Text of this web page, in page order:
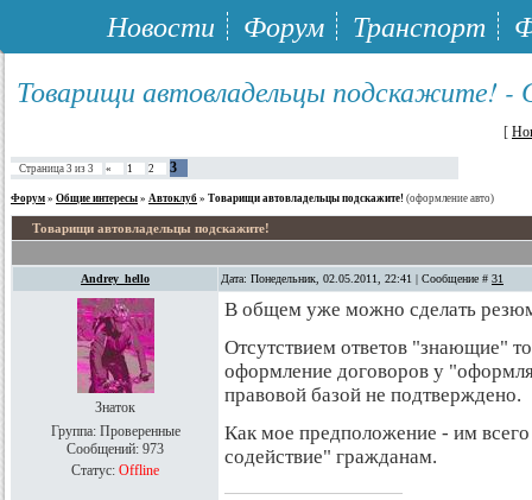
117148, г.Москва, ЮЗАО, муниципальный район Южное Бутово
Новости Форум Транспорт
Товарищи автовладельцы подскажите!
[
Страница 3 из 3 « 1 2 3
Форум » Общие интересы » Автоклуб » Товарищи автовладельцы подскажите! (оформление авто)
Товарищи автовладельцы подскажите!
Andrey_hello Дата: Понедельник, 02.05.2011, 22:41 | Сообщение # 31
Знаток
Группа: Проверенные
Сообщений: 973
Статус: Offline
В общем уже можно сделать
Отсутствием ответов "знающие"
оформление договоров у
правовой базой не подтверждено.
Как мое предположение - им
содействие" гражданам.